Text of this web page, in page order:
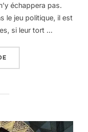
échappera pas.
le jeu politique, il est
si leur tort …